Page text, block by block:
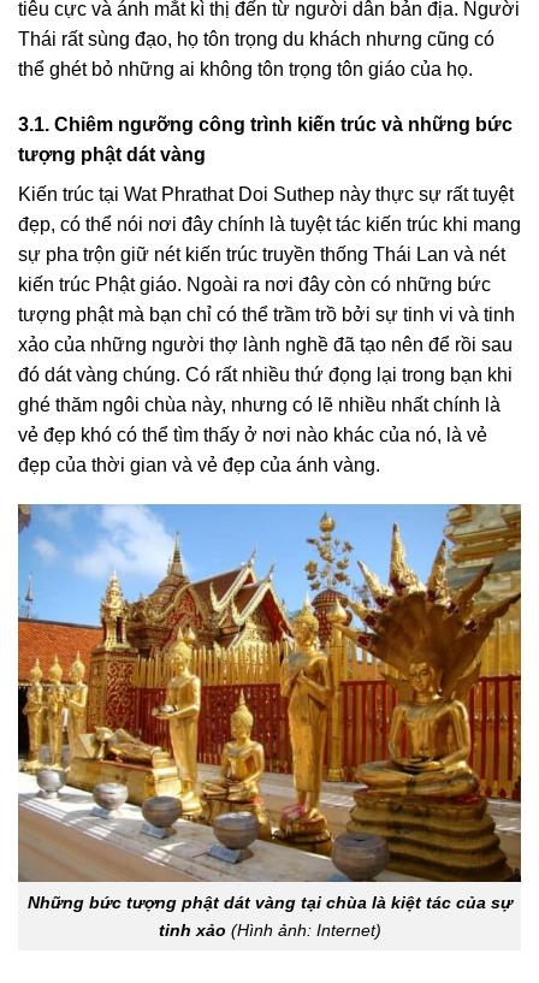
tiêu cực và ánh mắt kì thị đến từ người dân bản địa. Người
Thái rất sùng đạo, họ tôn trọng du khách nhưng cũng có
thể ghét bỏ những ai không tôn trọng tôn giáo của họ.
3.1. Chiêm ngưỡng công trình kiến trúc và những bức
tượng phật dát vàng
Kiến trúc tại Wat Phrathat Doi Suthep này thực sự rất tuyệt
đẹp, có thể nói nơi đây chính là tuyệt tác kiến trúc khi mang
sự pha trộn giữ nét kiến trúc truyền thống Thái Lan và nét
kiến trúc Phật giáo. Ngoài ra nơi đây còn có những bức
tượng phật mà bạn chỉ có thể trầm trồ bởi sự tinh vi và tinh
xảo của những người thợ lành nghề đã tạo nên để rồi sau
đó dát vàng chúng. Có rất nhiều thứ đọng lại trong bạn khi
ghé thăm ngôi chùa này, nhưng có lẽ nhiều nhất chính là
vẻ đẹp khó có thể tìm thấy ở nơi nào khác của nó, là vẻ
đẹp của thời gian và vẻ đẹp của ánh vàng.
Những bức tượng phật dát vàng tại chùa là kiệt tác của sự
tinh xảo (Hình ảnh: Internet)